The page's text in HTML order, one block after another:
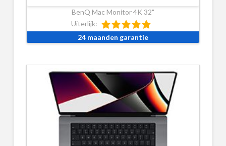
BenQ Mac Monitor 4K 32"
Uiterlijk:
24 maanden garantie